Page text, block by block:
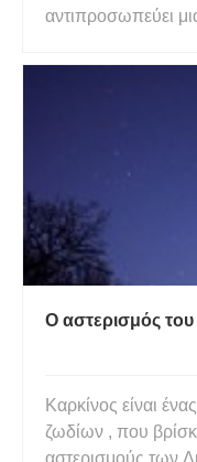
αντιπροσωπεύει
δακτυλιοειδή
Ο αστερισμός του
Καρκίνος είναι
ζωδίων , που